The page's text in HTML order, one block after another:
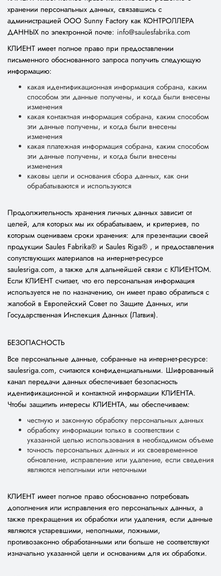
хранении персональных данных, связавшись с
администрацией ООО Sunny Factory как КОНТРОЛЛЕРА
ДАННЫХ по электронной почте: info@saulesfabrika.com
КЛИЕНТ имеет полное право при предоставлении
письменного обоснованного запроса получить следующую
информацию:
какая идентификационная информация собрана, каким
способом эти данные получены, и когда были внесены
изменения
какая контактная информация собрана, каким способом
эти данные получены, и когда были внесены
изменения
какая платежная информация собрана, каким способом
эти данные получены, и когда были внесены
изменения
каковы цели и основания сбора данных, как они
обрабатываются и используются
Продолжительность хранения личных данных зависит от
целей, для которых мы их обрабатываем, и критериев, по
которым оцениваем сроки хранения: для презентации своей
продукции Saules Fabrika® и Saules Riga® , и предоставления
сопутствующих материалов на интернет-ресурсе
saulesriga.com, а также для дальнейшей связи с КЛИЕНТОМ.
Если КЛИЕНТ считает, что его персональная информация
используется не по назначению, он имеет право обратиться с
жалобой в Европейский Совет по Защите Данных, или
Государственная Инспекция Данных (Латвия).
БЕЗОПАСНОСТЬ
Все персональные данные, собранные на интернет-ресурсе:
saulesriga.com, считаются конфиденциальными. Шифрованный
канал передачи данных обеспечивает безопасность
идентификационной и контактной информации КЛИЕНТА.
Чтобы защитить интересы КЛИЕНТА, мы обеспечиваем:
честную и законную обработку персональных данных
обработку информации только в соответствии с
указанной целью использования в необходимом объеме
точность персональных данных и их своевременное
обновление, исправление или удаление, если сведения
являются неполными или неточными
КЛИЕНТ имеет полное право обоснованно потребовать
дополнения или исправления его персональных данных, а
также прекращения их обработки или удаления, если данные
являются устаревшими, неполными, ложными,
противозаконно обработанными или больше не соответствуют
изначально указанной цели и основаниям для их обработки.